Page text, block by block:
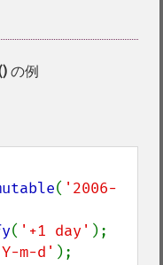
の例
( '2006-
( '+1 day' );
m-d' );